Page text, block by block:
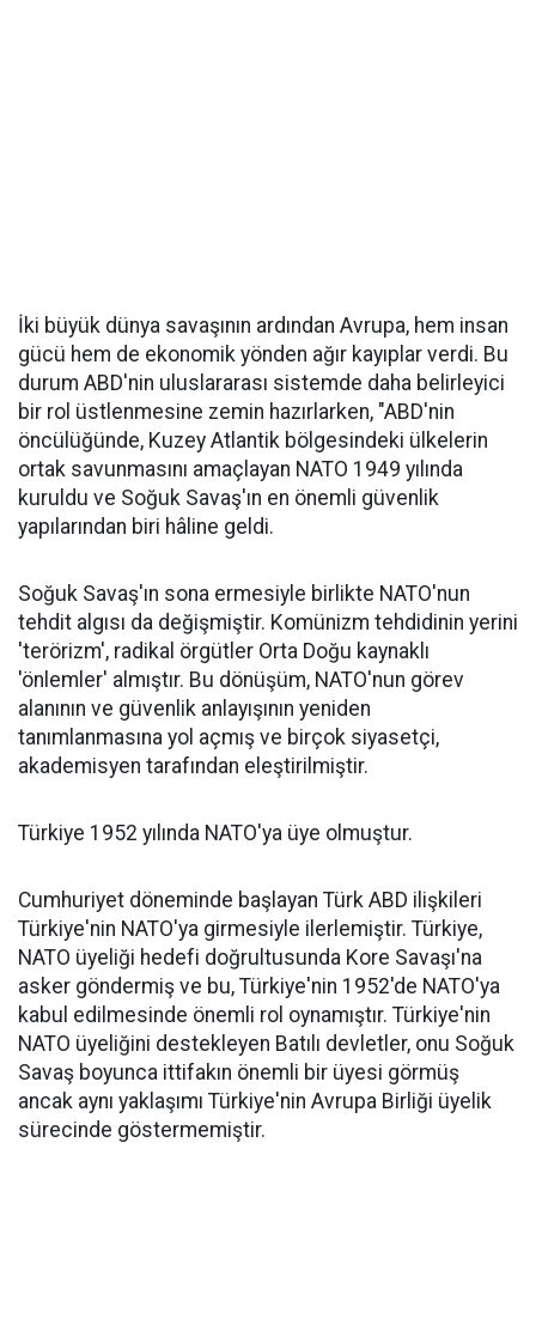
İki büyük dünya savaşının ardından Avrupa, hem insan
gücü hem de ekonomik yönden ağır kayıplar verdi. Bu
durum ABD'nin uluslararası sistemde daha belirleyici
bir rol üstlenmesine zemin hazırlarken, "ABD'nin
öncülüğünde, Kuzey Atlantik bölgesindeki ülkelerin
ortak savunmasını amaçlayan NATO 1949 yılında
kuruldu ve Soğuk Savaş'ın en önemli güvenlik
yapılarından biri hâline geldi.
Soğuk Savaş'ın sona ermesiyle birlikte NATO'nun
tehdit algısı da değişmiştir. Komünizm tehdidinin yerini
'terörizm', radikal örgütler Orta Doğu kaynaklı
'önlemler' almıştır. Bu dönüşüm, NATO'nun görev
alanının ve güvenlik anlayışının yeniden
tanımlanmasına yol açmış ve birçok siyasetçi,
akademisyen tarafından eleştirilmiştir.
Türkiye 1952 yılında NATO'ya üye olmuştur.
Cumhuriyet döneminde başlayan Türk ABD ilişkileri
Türkiye'nin NATO'ya girmesiyle ilerlemiştir. Türkiye,
NATO üyeliği hedefi doğrultusunda Kore Savaşı'na
asker göndermiş ve bu, Türkiye'nin 1952'de NATO'ya
kabul edilmesinde önemli rol oynamıştır. Türkiye'nin
NATO üyeliğini destekleyen Batılı devletler, onu Soğuk
Savaş boyunca ittifakın önemli bir üyesi görmüş
ancak aynı yaklaşımı Türkiye'nin Avrupa Birliği üyelik
sürecinde göstermemiştir.